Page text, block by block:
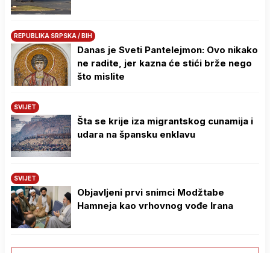
REPUBLIKA SRPSKA / BIH
Danas je Sveti Pantelejmon: Ovo nikako
ne radite, jer kazna će stići brže nego
što mislite
SVIJET
Šta se krije iza migrantskog cunamija i
udara na špansku enklavu
SVIJET
Objavljeni prvi snimci Modžtabe
Hamneja kao vrhovnog vođe Irana